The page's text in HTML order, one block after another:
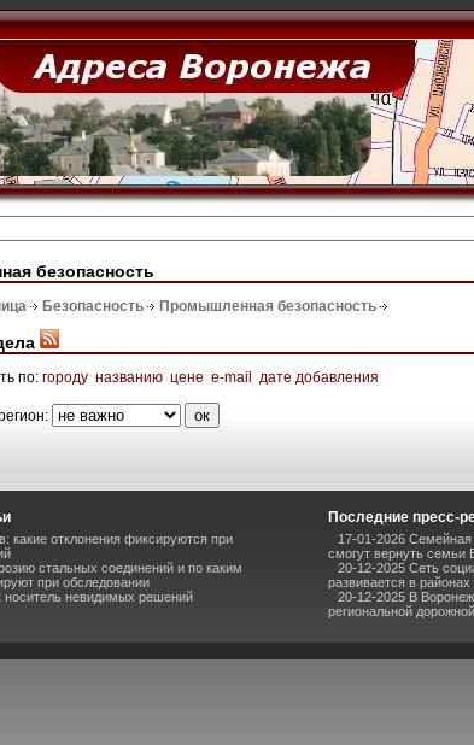
безопасность
Безопасность Промышленная безопасность
по: городу названию цене e-mail дате добавления
какие отклонения фиксируются при
стальных соединений и по каким
при обследовании
носитель невидимых решений
Последние пресс-
17-01-2026 Семейная
смогут вернуть семьи
20-12-2025 Сеть
развивается в
20-12-2025 В
региональной